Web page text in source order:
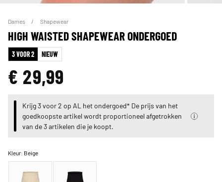
Dames Shapewear
HIGH WAISTED SHAPEWEAR ONDERGOED
3 VOOR 2 NIEUW
€ 29,99
Krijg 3 voor 2 op AL het ondergoed* De prijs van het
goedkoopste artikel wordt proportioneel afgetrokken
van de 3 artikelen die je koopt.
Kleur: Beige